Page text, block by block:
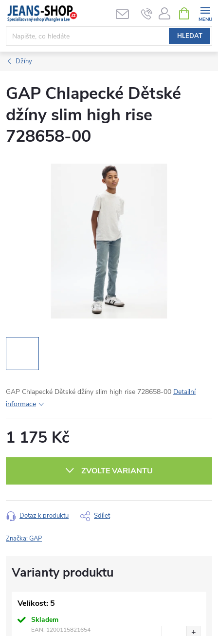
Přejít
obsah
HLEDAT
NÁKUPNÍ
KOŠÍK
Džíny
GAP Chlapecké Dětské
džíny slim high rise
728658-00
GAP Chlapecké Dětské džíny slim high rise 728658-00 Detailní
informace
1 175 Kč
ZVOLTE VARIANTU
Dotaz k produktu Sdílet
Značka:GAP
Velikost: 5
Skladem
EAN: 1200115821654